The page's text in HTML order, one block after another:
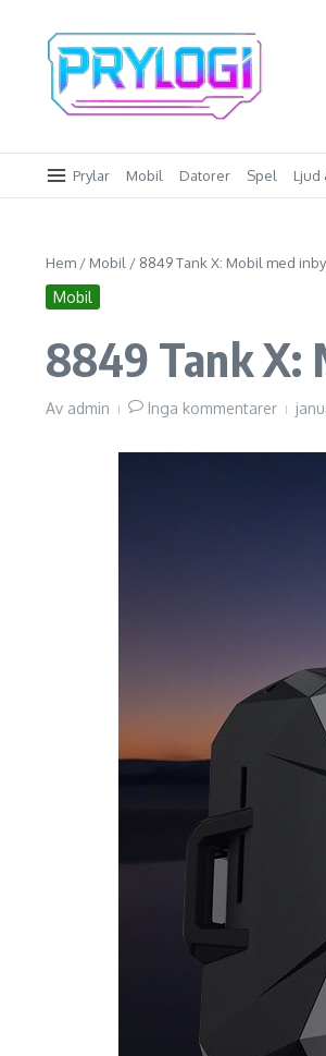
Prylar Mobil Datorer Spel Ljud
Hem / Mobil / 8849 Tank X: Mobil med
Mobil
8849 Tank X:
Av admin Inga kommentarer